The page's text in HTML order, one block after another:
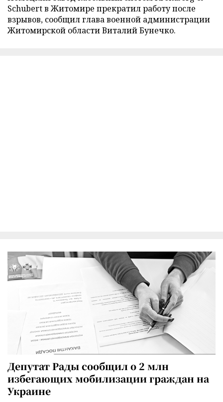
Schubert в Житомире прекратил работу после
взрывов, сообщил глава военной администрации
Житомирской области Виталий Бунечко.
Депутат Рады сообщил о 2 млн
избегающих мобилизации граждан на
Украине